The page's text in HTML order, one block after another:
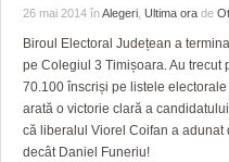
26 mai 2014 înAlegeri Ultima ora de
Biroul Electoral Județean a
pe Colegiul 3 Timișoara. Au
70.100 înscriși pe listele
arată o victorie clară a
că liberalul Viorel Coifan a adunat
decât Daniel Funeriu!